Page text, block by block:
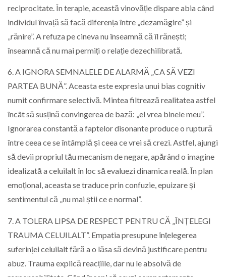
reciprocitate. În terapie, această vinovăție dispare abia când
individul învață să facă diferența între „dezamăgire” și
„rănire”. A refuza pe cineva nu înseamnă că îl rănești;
înseamnă că nu mai permiți o relație dezechilibrată.
6. A IGNORA SEMNALELE DE ALARMĂ „CA SĂ VEZI
PARTEA BUNĂ”. Aceasta este expresia unui bias cognitiv
numit confirmare selectivă. Mintea filtrează realitatea astfel
încât să susțină convingerea de bază: „el vrea binele meu”.
Ignorarea constantă a faptelor disonante produce o ruptură
între ceea ce se întâmplă și ceea ce vrei să crezi. Astfel, ajungi
să devii propriul tău mecanism de negare, apărând o imagine
idealizată a celuilalt în loc să evaluezi dinamica reală. În plan
emoțional, aceasta se traduce prin confuzie, epuizare și
sentimentul că „nu mai știi ce e normal”.
7. A TOLERA LIPSA DE RESPECT PENTRU CĂ „ÎNȚELEGI
TRAUMA CELUILALT”. Empatia presupune înțelegerea
suferinței celuilalt fără a o lăsa să devină justificare pentru
abuz. Trauma explică reacțiile, dar nu le absolvă de